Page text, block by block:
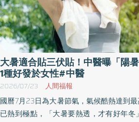
大暑適合貼三伏貼！中醫曝「陽
1種好發於女性#中醫
2026/07/23 人間福報
國曆7月23日為大暑節氣，氣候酷熱達到
已熱到極點，「大暑要熱透，才有好年冬